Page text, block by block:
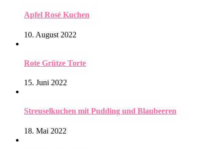
Apfel Rosé Kuchen
10. August 2022
Rote Grütze Torte
15. Juni 2022
Streuselkuchen mit Pudding und Blaubeeren
18. Mai 2022